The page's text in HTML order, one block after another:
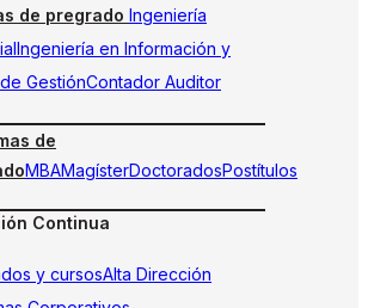
de pregrado Ingeniería
Ingeniería en Información y
GestiónContador Auditor
de
MBAMagísterDoctoradosPostítulos
Continua
y cursosAlta Dirección